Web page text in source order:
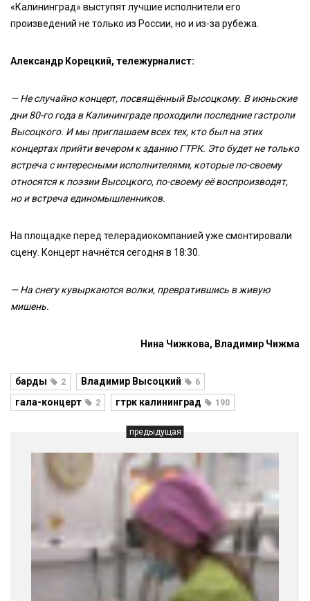
«Калининград» выступят лучшие исполнители его
произведений не только из России, но и из-за рубежа.
Александр Корецкий, тележурналист:
— Не случайно концерт, посвящённый Высоцкому. В июньские
дни 80-го года в Калининграде проходили последние гастроли
Высоцкого. И мы приглашаем всех тех, кто был на этих
концертах прийти вечером к зданию ГТРК. Это будет не только
встреча с интересными исполнителями, которые по-своему
относятся к поэзии Высоцкого, по-своему её воспроизводят,
но и встреча единомышленников.
На площадке перед телерадиокомпанией уже смонтировали
сцену. Концерт начнётся сегодня в 18:30.
— На снегу кувыркаются волки, превратившись в живую
мишень.
Нина Чижкова, Владимир Чижма
барды 2 Владимир Высоцкий 6
гала-концерт 2 гтрк калининград 190
предыдущая